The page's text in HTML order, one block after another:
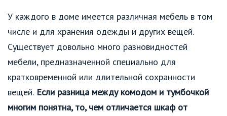
У каждого в доме имеется различная мебель в том
числе и для хранения одежды и других вещей.
Существует довольно много разновидностей
мебели, предназначенной специально для
кратковременной или длительной сохранности
вещей. Если разница между комодом и тумбочкой
многим понятна, то, чем отличается шкаф от